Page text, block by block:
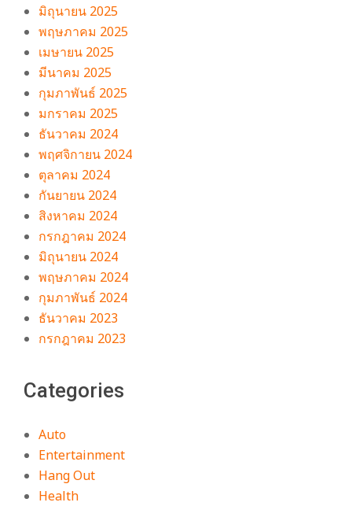
มิถุนายน 2025
พฤษภาคม 2025
เมษายน 2025
มีนาคม 2025
กุมภาพันธ์ 2025
มกราคม 2025
ธันวาคม 2024
พฤศจิกายน 2024
ตุลาคม 2024
กันยายน 2024
สิงหาคม 2024
กรกฎาคม 2024
มิถุนายน 2024
พฤษภาคม 2024
กุมภาพันธ์ 2024
ธันวาคม 2023
กรกฎาคม 2023
Categories
Auto
Entertainment
Hang Out
Health